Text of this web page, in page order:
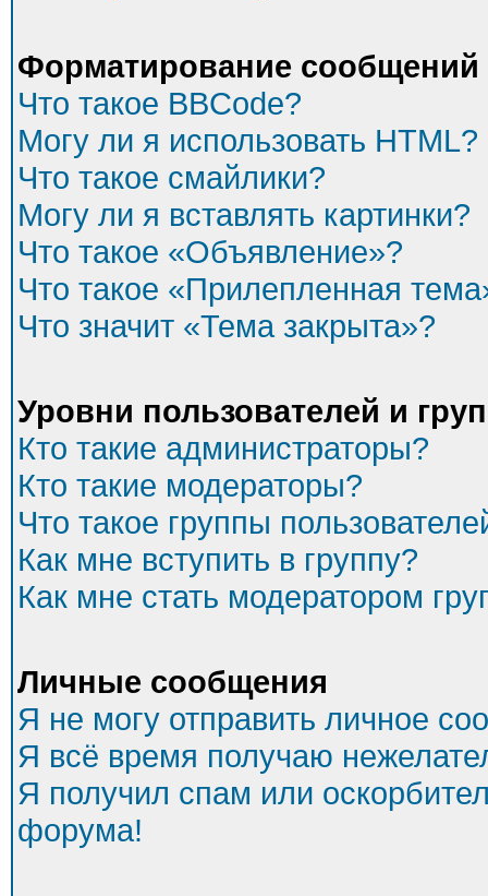
Форматирование
Что такое BBCode?
Могу ли я использовать HTML?
Что такое смайлики?
Могу ли я вставлять картинки?
Что такое «Объявление»?
Что такое «Прилепленная
Что значит «Тема закрыта»?
Уровни пользователей и
Кто такие администраторы?
Кто такие модераторы?
Что такое группы
Как мне вступить в группу?
Как мне стать модератором
Личные сообщения
Я не могу отправить личное
Я всё время получаю
Я получил спам или
форума!